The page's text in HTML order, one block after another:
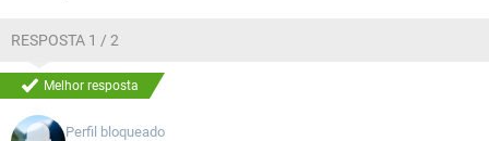
RESPOSTA 1 / 2
Melhor resposta
Perfil bloqueado